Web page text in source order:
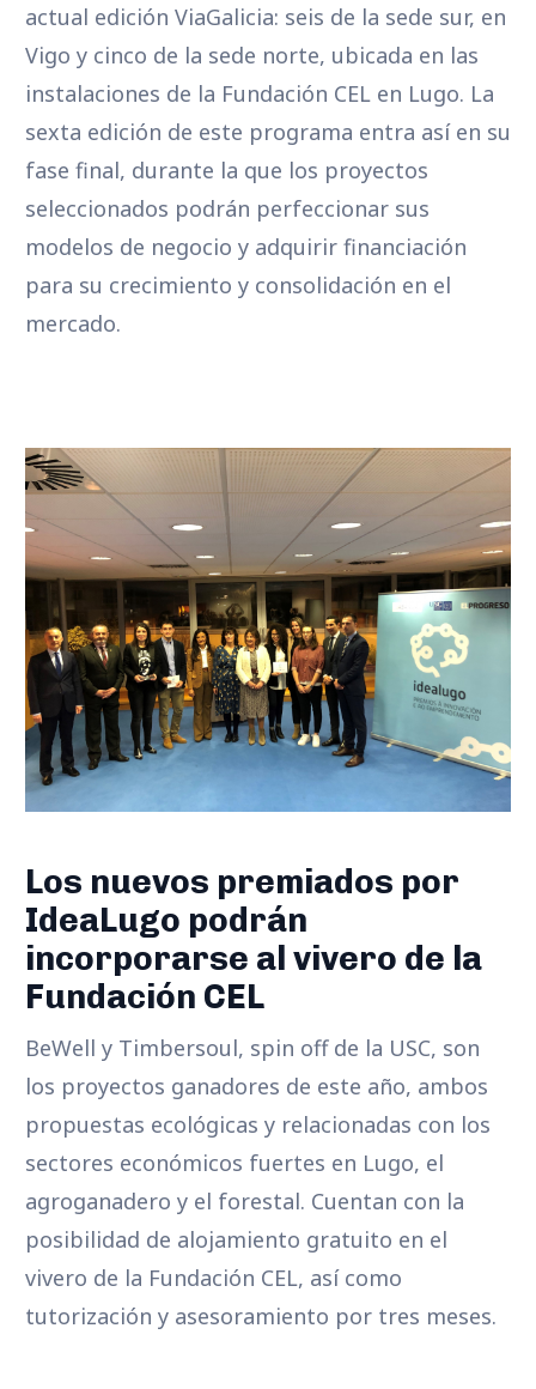
actual edición ViaGalicia: seis de la sede sur, en
Vigo y cinco de la sede norte, ubicada en las
instalaciones de la Fundación CEL en Lugo. La
sexta edición de este programa entra así en su
fase final, durante la que los proyectos
seleccionados podrán perfeccionar sus
modelos de negocio y adquirir financiación
para su crecimiento y consolidación en el
mercado.
Los nuevos premiados por
IdeaLugo podrán
incorporarse al vivero de la
Fundación CEL
BeWell y Timbersoul, spin off de la USC, son
los proyectos ganadores de este año, ambos
propuestas ecológicas y relacionadas con los
sectores económicos fuertes en Lugo, el
agroganadero y el forestal. Cuentan con la
posibilidad de alojamiento gratuito en el
vivero de la Fundación CEL, así como
tutorización y asesoramiento por tres meses.